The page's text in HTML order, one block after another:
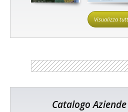
Visualizza
Catalogo